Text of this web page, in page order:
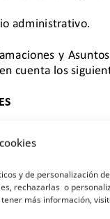
y de personalización
rechazarlas o
más información,